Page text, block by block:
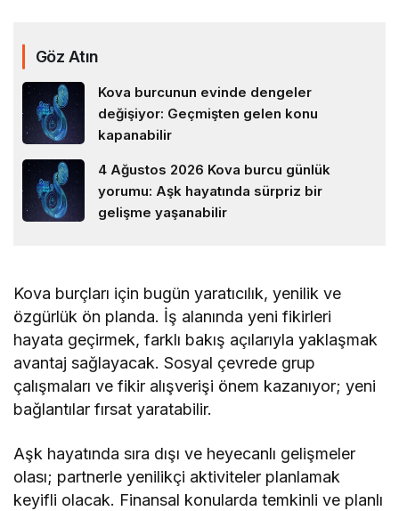
Göz Atın
Kova burcunun evinde dengeler
değişiyor: Geçmişten gelen konu
kapanabilir
4 Ağustos 2026 Kova burcu günlük
yorumu: Aşk hayatında sürpriz bir
gelişme yaşanabilir
Kova burçları için bugün yaratıcılık, yenilik ve
özgürlük ön planda. İş alanında yeni fikirleri
hayata geçirmek, farklı bakış açılarıyla yaklaşmak
avantaj sağlayacak. Sosyal çevrede grup
çalışmaları ve fikir alışverişi önem kazanıyor; yeni
bağlantılar fırsat yaratabilir.
Aşk hayatında sıra dışı ve heyecanlı gelişmeler
olası; partnerle yenilikçi aktiviteler planlamak
keyifli olacak. Finansal konularda temkinli ve planlı